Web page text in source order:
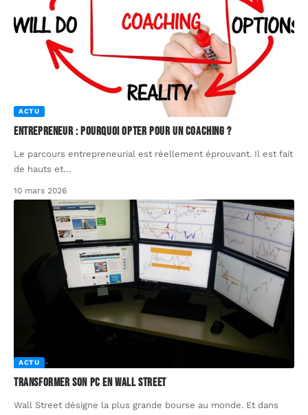
ACTU
Entrepreneur : pourquoi opter pour un coaching ?
Le parcours entrepreneurial est réellement éprouvant. Il est fait
de hauts et…
10 mars 2026
ACTU
Transformer son PC en Wall Street
Wall Street désigne la plus grande bourse au monde. Et dans